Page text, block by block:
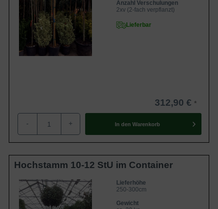
Anzahl Verschulungen
2xv (2-fach verpflanzt)
Lieferbar
312,90 €
- + In den Warenkorb
Hochstamm 10-12 StU im Container
Lieferhöhe
250-300cm
Gewicht